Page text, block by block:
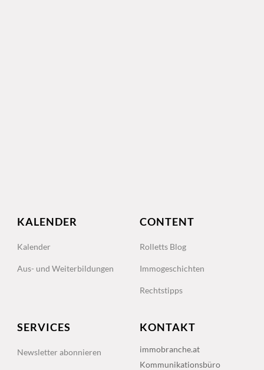
KALENDER
Kalender
Aus- und Weiterbildungen
CONTENT
Rolletts Blog
Immogeschichten
Rechtstipps
SERVICES
Newsletter abonnieren
KONTAKT
immobranche.at
Kommunikationsbüro